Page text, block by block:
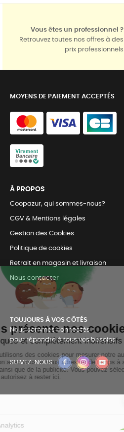
Vous êtes un professionnel ?
Retrouvez toutes nos offres à des
prix professionnels
MOYENS DE PAIEMENT ACCEPTÉS
Á PROPOS
Coopazur, qui sommes-nous?
CGV & Mentions légales
Gestion des Cookies
Politique de cookies
Retrait en magasin et livraison
Nous contacter
TOUJOURS Á VOS CÔTÉS
Nous sommes connectés
pour répondre à tous vos besoins
SUIVEZ-NOUS